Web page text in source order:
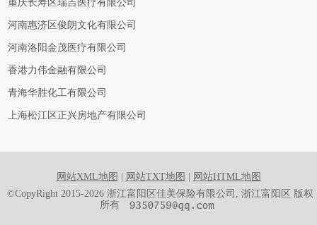
重庆长寿区瑞吉医疗有限公司
河南惠济区俊朗文化有限公司
河南洛阳金茂医疗有限公司
香港力伟金融有限公司
青海华胜化工有限公司
上海松江区正兴房地产有限公司
网站XML地图 网站TXT地图
网站HTML地图
©CopyRight 2015-2026 浙江富阳区佳美保险有限公司, 浙江富阳区 版权
所有